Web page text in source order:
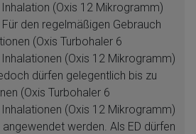
(Oxis 12 Mikrogramm)
den regelmäßigen Gebrauch
(Oxis Turbohaler 6
(Oxis 12 Mikrogramm)
dürfen gelegentlich bis zu
(Oxis Turbohaler 6
(Oxis 12 Mikrogramm)
werden. Als ED dürfen